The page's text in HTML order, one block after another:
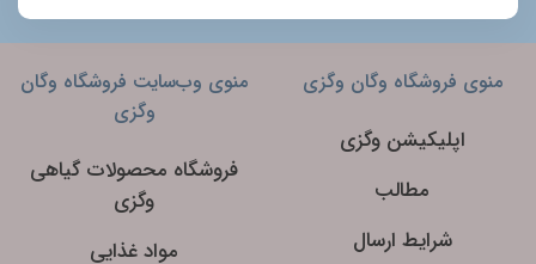
منوی فروشگاه وگان وگزی
اپلیکیشن وگزی
مطالب
شرایط ارسال
منوی وب‌سایت فروشگاه وگان
وگزی
فروشگاه محصولات گیاهی
وگزی
مواد غذایی